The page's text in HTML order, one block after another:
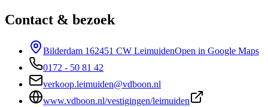
Contact & bezoek
Bilderdam 162451 CW LeimuidenOpen in Google Maps
0172 - 50 81 42
verkoop.leimuiden@vdboon.nl
www.vdboon.nl/vestigingen/leimuiden